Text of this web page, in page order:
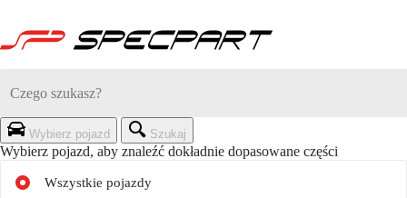
Wybierz pojazd Szukaj
Wybierz pojazd, aby znaleźć dokładnie dopasowane części
Wszystkie pojazdy